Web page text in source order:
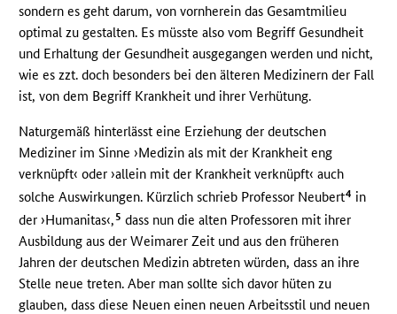
sondern es geht darum, von vornherein das Gesamtmilieu
optimal zu gestalten. Es müsste also vom Begriff Gesundheit
und Erhaltung der Gesundheit ausgegangen werden und nicht,
wie es zzt. doch besonders bei den älteren Medizinern der Fall
ist, von dem Begriff Krankheit und ihrer Verhütung.
Naturgemäß hinterlässt eine Erziehung der deutschen
Mediziner im Sinne ›Medizin als mit der Krankheit eng
verknüpft‹ oder ›allein mit der Krankheit verknüpft‹ auch
solche Auswirkungen. Kürzlich schrieb Professor Neubert4 in
der ›Humanitas‹, 5 dass nun die alten Professoren mit ihrer
Ausbildung aus der Weimarer Zeit und aus den früheren
Jahren der deutschen Medizin abtreten würden, dass an ihre
Stelle neue treten. Aber man sollte sich davor hüten zu
glauben, dass diese Neuen einen neuen Arbeitsstil und neuen